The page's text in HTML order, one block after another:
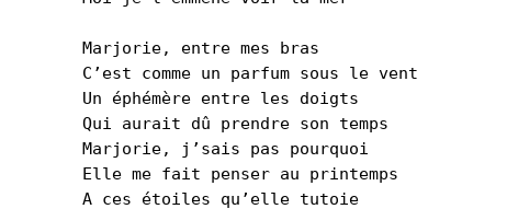
Marjorie, entre mes bras
C’est comme un parfum sous le vent
Un éphémère entre les doigts
Qui aurait dû prendre son temps
Marjorie, j’sais pas pourquoi
Elle me fait penser au printemps
A ces étoiles qu’elle tutoie